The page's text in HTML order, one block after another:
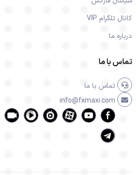
کانال تلگرام VIP
درباره ما
تماس با ما
تماس با ما